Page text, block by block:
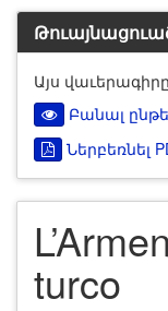
Այս
Բանալ
Ներբեռնել
turco